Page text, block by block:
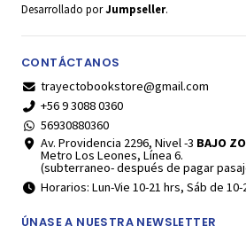
Desarrollado porJumpseller.
CONTÁCTANOS
trayectobookstore@gmail.com
+56 9 3088 0360
56930880360
Av. Providencia 2296, Nivel -3 BAJO
Metro Los Leones, Línea 6.
(subterraneo- después de pagar
Horarios: Lun-Vie 10-21 hrs, Sáb de 10-
ÚNASE A NUESTRA NEWSLETTER